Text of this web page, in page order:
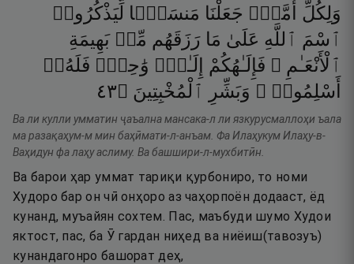
وَلِكُلِّ أُمَّةٍۢ جَعَلْنَا مَنسَكًۭا لِّيَذْكُرُوا۟
ٱسْمَ ٱللَّهِ عَلَىٰ مَا رَزَقَهُم مِّنۢ بَهِيمَةِ
ٱلْأَنْعَـٰمِ ۗ فَإِلَـٰهُكُمْ إِلَـٰهٌۭ وَٰحِدٌۭ فَلَهُۥٓ
أَسْلِمُوا۟ ۗ وَبَشِّرِ ٱلْمُخْبِتِينَ ۝٣٤
Ва ли кулли умматин ҷаъална мансака-л ли язкурусмаллоҳи ъала
ма разақаҳум-м мин баҳӣмати-л-анъам. Фа Илаҳукум Илаҳу-в-
Ваҳидун фа лаҳу аслиму. Ва башшири-л-мухбитӣн.
Ва барои ҳар уммат тариқи қурбониро, то номи
Худоро бар он чӣ онҳоро аз чаҳорпоён додааст, ёд
кунанд, муъайян сохтем. Пас, маъбуди шумо Худои
яктост, пас, ба Ӯ гардан ниҳед ва ниёиш(тавозуъ)
кунандагонро башорат деҳ,